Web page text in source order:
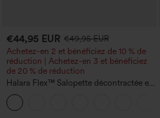
€44,95 EUR €49,95 EUR
Achetez-en 2 et bénéficiez de 10 % de
réduction | Achetez-en 3 et bénéficiez
de 20 % de réduction
Halara Flex™ Salopette décontractée en
denim lavé à encolure en V avec poche